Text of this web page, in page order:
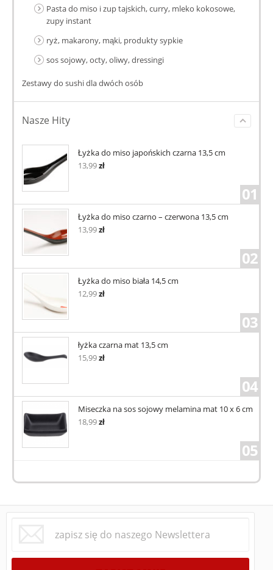
Pasta do miso i zup tajskich, curry, mleko kokosowe,
zupy instant
ryż, makarony, mąki, produkty sypkie
sos sojowy, octy, oliwy, dressingi
Zestawy do sushi dla dwóch osób
Nasze Hity
Łyżka do miso japońskich czarna 13,5 cm
13,99zł
01
Łyżka do miso czarno – czerwona 13,5 cm
13,99zł
02
Łyżka do miso biała 14,5 cm
12,99zł
03
łyżka czarna mat 13,5 cm
15,99zł
04
Miseczka na sos sojowy melamina mat 10 x 6 cm
18,99zł
05